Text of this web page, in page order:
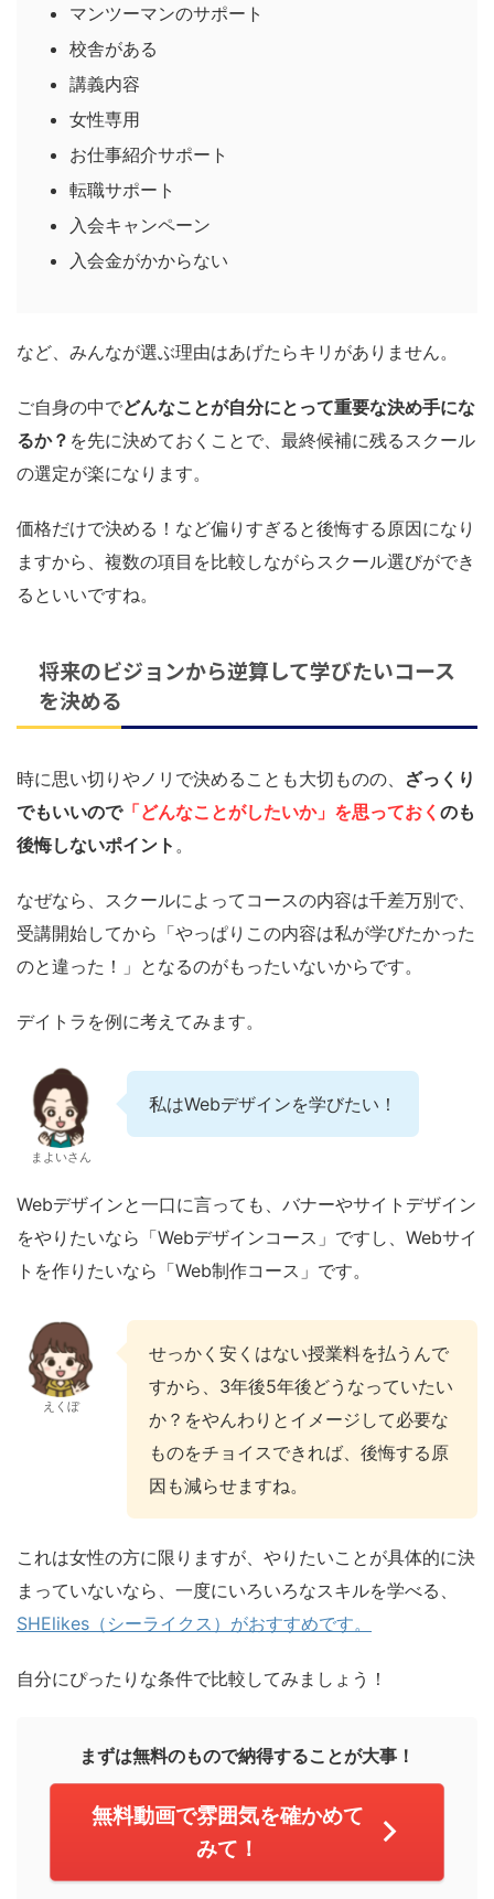
マンツーマンのサポート
校舎がある
講義内容
女性専用
お仕事紹介サポート
転職サポート
入会キャンペーン
入会金がかからない
など、みんなが選ぶ理由はあげたらキリがありません。
ご自身の中でどんなことが自分にとって重要な決め手にな
るか？ を先に決めておくことで、最終候補に残るスクール
の選定が楽になります。
価格だけで決める！など偏りすぎると後悔する原因になり
ますから、複数の項目を比較しながらスクール選びができ
るといいですね。
将来のビジョンから逆算して学びたいコース
を決める
時に思い切りやノリで決めることも大切ものの、 ざっくり
でもいいので「どんなことがしたいか」を思っておく のも
後悔しないポイント 。
なぜなら、スクールによってコースの内容は千差万別で、
受講開始してから「やっぱりこの内容は私が学びたかった
のと違った！」となるのがもったいないからです。
デイトラを例に考えてみます。
まよいさん
私はWebデザインを学びたい！
Webデザインと一口に言っても、バナーやサイトデザイン
をやりたいなら「Webデザインコース」ですし、Webサイ
トを作りたいなら「Web制作コース」です。
えくぼ
せっかく安くはない授業料を払うんで
すから、3年後5年後どうなっていたい
か？をやんわりとイメージして必要な
ものをチョイスできれば、後悔する原
因も減らせますね。
これは女性の方に限りますが、やりたいことが具体的に決
まっていないなら、一度にいろいろなスキルを学べる、
SHElikes（シーライクス）がおすすめです。
自分にぴったりな条件で比較してみましょう！
まずは無料のもので納得することが大事！
無料動画で雰囲気を確かめて
みて！